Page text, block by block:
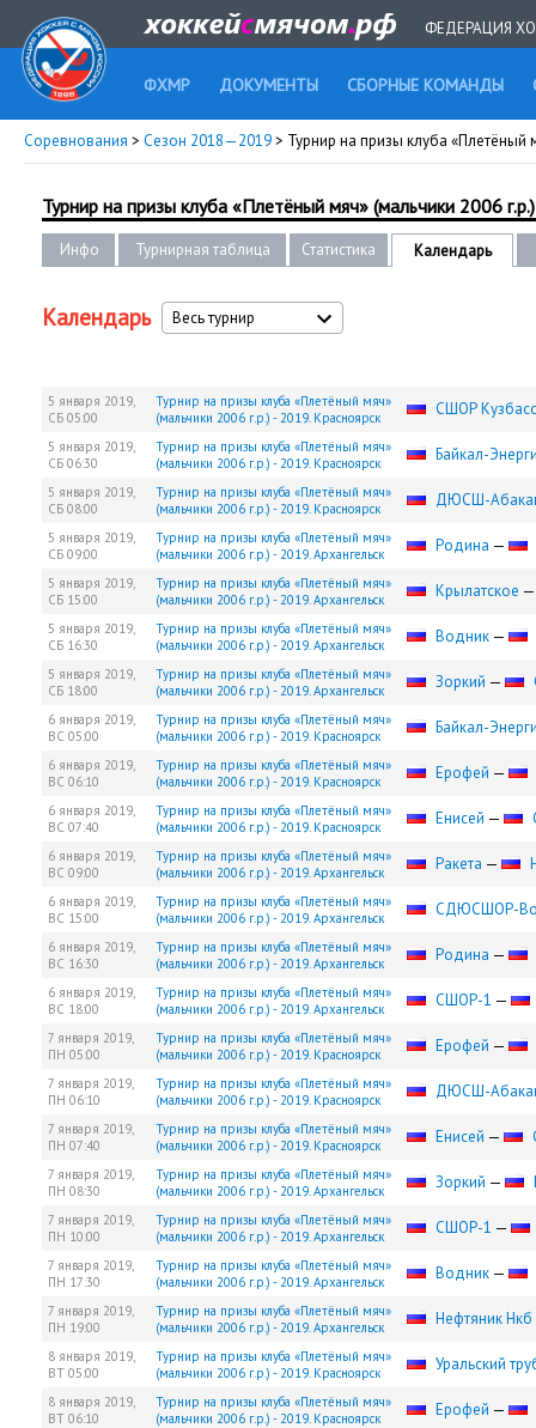
ФЕДЕРАЦИЯ
ФХМР ДОКУМЕНТЫ СБОРНЫЕ КОМАНДЫ
Соревнования > Сезон 2018—2019> Турнир на призы клуба «Плетёный
Турнир на призы клуба «Плетёный мяч» (мальчики 2006
Инфо Турнирная таблица Статистика Календарь
Календарь Весь турнир
5 января 2019,
СБ 05:00
Турнир на призы клуба «Плетёный мяч»
(мальчики 2006 г.р.) - 2019. Красноярск
СШОР Кузбасс
5 января 2019,
СБ 06:30
Турнир на призы клуба «Плетёный мяч»
(мальчики 2006 г.р.) - 2019. Красноярск
Байкал-
5 января 2019,
СБ 08:00
Турнир на призы клуба «Плетёный мяч»
(мальчики 2006 г.р.) - 2019. Красноярск
ДЮСШ-
5 января 2019,
СБ 09:00
Турнир на призы клуба «Плетёный мяч»
(мальчики 2006 г.р.) - 2019. Архангельск
Родина —
5 января 2019,
СБ 15:00
Турнир на призы клуба «Плетёный мяч»
(мальчики 2006 г.р.) - 2019. Архангельск
Крылатское
5 января 2019,
СБ 16:30
Турнир на призы клуба «Плетёный мяч»
(мальчики 2006 г.р.) - 2019. Архангельск
Водник —
5 января 2019,
СБ 18:00
Турнир на призы клуба «Плетёный мяч»
(мальчики 2006 г.р.) - 2019. Архангельск
Зоркий —
6 января 2019,
ВС 05:00
Турнир на призы клуба «Плетёный мяч»
(мальчики 2006 г.р.) - 2019. Красноярск
Байкал-
6 января 2019,
ВС 06:10
Турнир на призы клуба «Плетёный мяч»
(мальчики 2006 г.р.) - 2019. Красноярск
Ерофей —
6 января 2019,
ВС 07:40
Турнир на призы клуба «Плетёный мяч»
(мальчики 2006 г.р.) - 2019. Красноярск
Енисей —
6 января 2019,
ВС 09:00
Турнир на призы клуба «Плетёный мяч»
(мальчики 2006 г.р.) - 2019. Архангельск
Ракета —
6 января 2019,
ВС 15:00
Турнир на призы клуба «Плетёный мяч»
(мальчики 2006 г.р.) - 2019. Архангельск
СДЮCШОР-
6 января 2019,
ВС 16:30
Турнир на призы клуба «Плетёный мяч»
(мальчики 2006 г.р.) - 2019. Архангельск
Родина —
6 января 2019,
ВС 18:00
Турнир на призы клуба «Плетёный мяч»
(мальчики 2006 г.р.) - 2019. Архангельск
СШОР-1 —
7 января 2019,
ПН 05:00
Турнир на призы клуба «Плетёный мяч»
(мальчики 2006 г.р.) - 2019. Красноярск
Ерофей —
7 января 2019,
ПН 06:10
Турнир на призы клуба «Плетёный мяч»
(мальчики 2006 г.р.) - 2019. Красноярск
ДЮСШ-
7 января 2019,
ПН 07:40
Турнир на призы клуба «Плетёный мяч»
(мальчики 2006 г.р.) - 2019. Красноярск
Енисей —
7 января 2019,
ПН 08:30
Турнир на призы клуба «Плетёный мяч»
(мальчики 2006 г.р.) - 2019. Архангельск
Зоркий —
7 января 2019,
ПН 10:00
Турнир на призы клуба «Плетёный мяч»
(мальчики 2006 г.р.) - 2019. Архангельск
СШОР-1 —
7 января 2019,
ПН 17:30
Турнир на призы клуба «Плетёный мяч»
(мальчики 2006 г.р.) - 2019. Архангельск
Водник —
7 января 2019,
ПН 19:00
Турнир на призы клуба «Плетёный мяч»
(мальчики 2006 г.р.) - 2019. Архангельск
Нефтяник Нкб
8 января 2019,
ВТ 05:00
Турнир на призы клуба «Плетёный мяч»
(мальчики 2006 г.р.) - 2019. Красноярск
Уральский
8 января 2019,
ВТ 06:10
Турнир на призы клуба «Плетёный мяч»
(мальчики 2006 г.р.) - 2019. Красноярск
Ерофей —